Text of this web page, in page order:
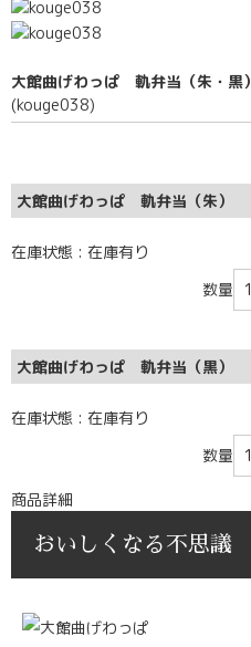
大館曲げわっぱ 軌弁当（朱・黒）
(kouge038)
大館曲げわっぱ 軌弁当（朱）
在庫状態 : 在庫有り
数量
大館曲げわっぱ 軌弁当（黒）
在庫状態 : 在庫有り
数量
商品詳細
おいしくなる不思議